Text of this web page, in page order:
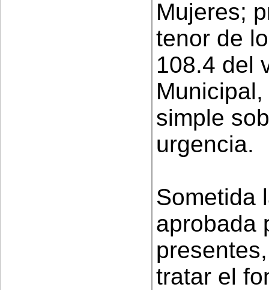
Mujeres;
tenor de
108.4 del
simple
urgencia.
Sometida
aprobada
tratar el